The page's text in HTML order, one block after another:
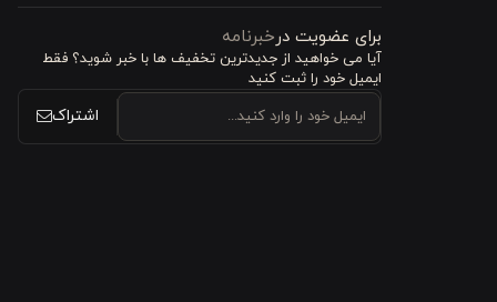
این
نه لکه
برای عضویت درخبرنامه
آیا می خواهید از جدید‌ترین تخفیف‌ ها با‌ خبر شوید؟ فقط
ایمیل خود را ثبت کنید
اشتراک